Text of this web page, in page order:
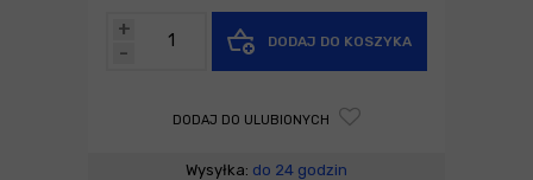
-
+
DODAJ DO KOSZYKA
DODAJ DO ULUBIONYCH
Wysyłka: do 24 godzin